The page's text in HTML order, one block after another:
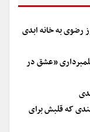
رضوی به خانه ابدی
«عشق در
که قلبش برای